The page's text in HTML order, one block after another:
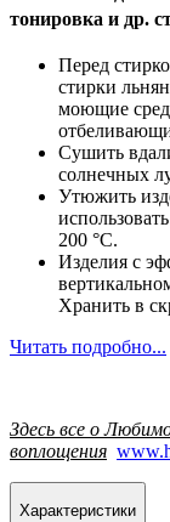
тонировка и др.
Перед
стирки
моющие
Сушить
солнечных
Утюжить
200 °С.
Изделия с
Хранить в
Читать подробно...
Здесь все о
воплощения
Характеристики